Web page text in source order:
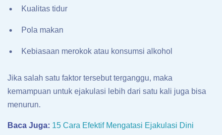
Kualitas tidur
Pola makan
Kebiasaan merokok atau konsumsi alkohol
Jika salah satu faktor tersebut terganggu, maka
kemampuan untuk ejakulasi lebih dari satu kali juga bisa
menurun.
Baca Juga: 15 Cara Efektif Mengatasi Ejakulasi Dini